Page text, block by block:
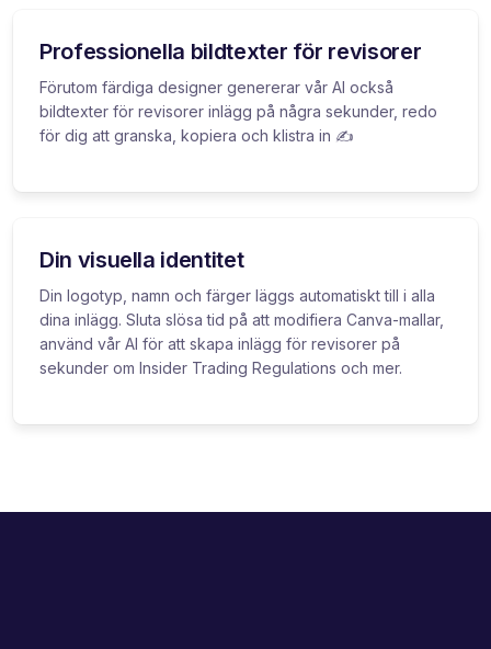
Professionella bildtexter för revisorer
Förutom färdiga designer genererar vår AI också
bildtexter för revisorer inlägg på några sekunder, redo
för dig att granska, kopiera och klistra in ✍️
Din visuella identitet
Din logotyp, namn och färger läggs automatiskt till i alla
dina inlägg. Sluta slösa tid på att modifiera Canva-mallar,
använd vår AI för att skapa inlägg för revisorer på
sekunder om Insider Trading Regulations och mer.